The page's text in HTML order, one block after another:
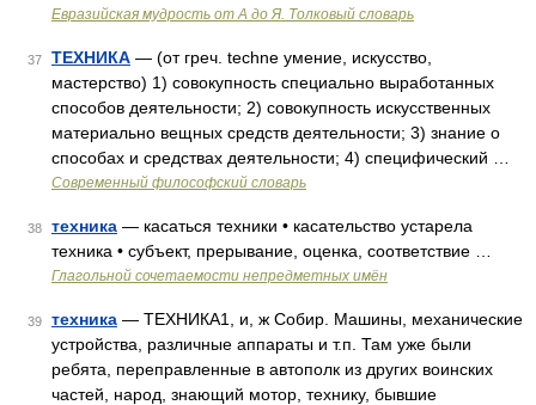
Евразийская мудрость от А до Я. Толковый словарь
37 ТЕХНИКА — (от греч. techne умение, искусство,
мастерство) 1) совокупность специально выработанных
способов деятельности; 2) совокупность искусственных
материально вещных средств деятельности; 3) знание о
способах и средствах деятельности; 4) специфический …
Современный философский словарь
38 техника — касаться техники • касательство устарела
техника • субъект, прерывание, оценка, соответствие …
Глагольной сочетаемости непредметных имён
39 техника — ТЕХНИКА1, и, ж Собир. Машины, механические
устройства, различные аппараты и т.п. Там уже были
ребята, переправленные в автополк из других воинских
частей, народ, знающий мотор, технику, бывшие